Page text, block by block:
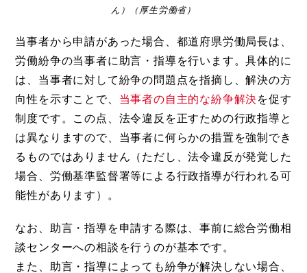
ん）（厚生労働省）
当事者から申請があった場合、都道府県労働局長は、
労働紛争の当事者に助言・指導を行います。具体的に
は、当事者に対して紛争の問題点を指摘し、解決の方
向性を示すことで、 当事者の自主的な紛争解決を促す
制度です。この点、法令違反を正すための行政指導と
は異なりますので、当事者に何らかの措置を強制でき
るものではありません（ただし、法令違反が発覚した
場合、労働基準監督署等による行政指導が行われる可
能性があります）。
なお、助言・指導を申請する際は、事前に総合労働相
談センターへの相談を行うのが基本です。
また、助言・指導によっても紛争が解決しない場合、